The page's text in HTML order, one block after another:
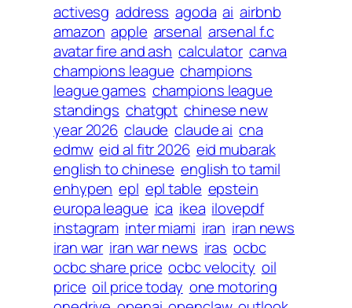
activesg address agoda ai airbnb
amazon apple arsenal arsenal f.c
avatar fire and ash calculator canva
champions league champions
league games champions league
standings chatgpt chinese new
year 2026 claude claude ai cna
edmw eid al fitr 2026 eid mubarak
english to chinese english to tamil
enhypen epl epl table epstein
europa league ica ikea ilovepdf
instagram inter miami iran iran news
iran war iran war news iras ocbc
ocbc share price ocbc velocity oil
price oil price today one motoring